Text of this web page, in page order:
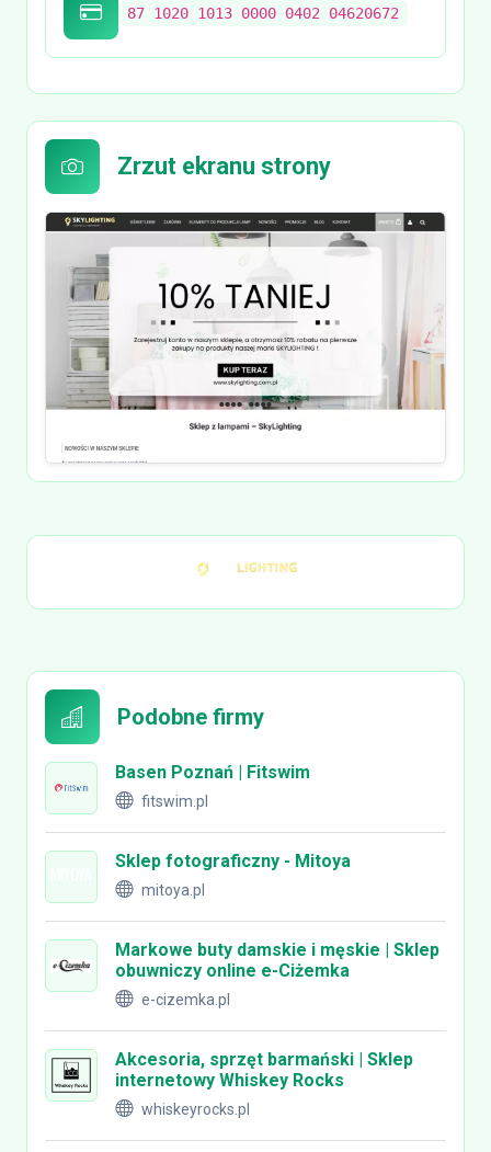
87 1020 1013 0000 0402 04620672
Zrzut ekranu strony
Podobne firmy
Basen Poznań | Fitswim
fitswim.pl
Sklep fotograficzny - Mitoya
mitoya.pl
Markowe buty damskie i męskie | Sklep
obuwniczy online e-Ciżemka
e-cizemka.pl
Akcesoria, sprzęt barmański | Sklep
internetowy Whiskey Rocks
whiskeyrocks.pl